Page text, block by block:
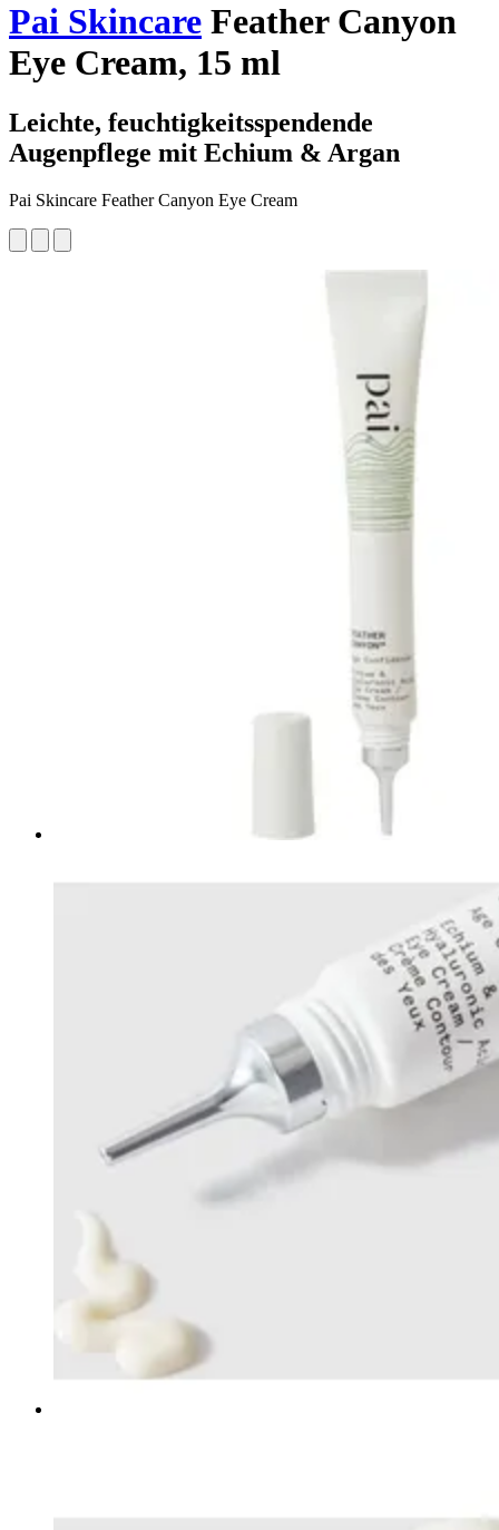
Pai Skincare Feather Canyon
Eye Cream, 15 ml
Leichte, feuchtigkeitsspendende
Augenpflege mit Echium & Argan
Pai Skincare Feather Canyon Eye Cream